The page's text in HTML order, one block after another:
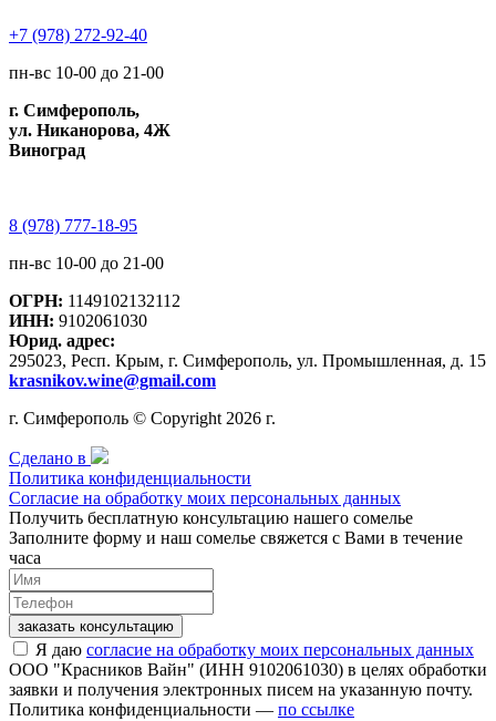
+7 (978) 272-92-40
пн-вс 10-00 до 21-00
г. Симферополь,
ул. Никанорова, 4Ж
Виноград
8 (978) 777-18-95
пн-вс 10-00 до 21-00
ОГРН: 1149102132112
ИНН: 9102061030
Юрид. адрес:
295023, Респ. Крым, г. Симферополь, ул. Промышленная, д. 15
krasnikov.wine@gmail.com
г. Симферополь © Copyright 2026 г.
Сделано в
Политика конфиденциальности
Согласие на обработку моих персональных данных
Получить бесплатную консультацию нашего сомелье
Заполните форму и наш сомелье свяжется с Вами в течение
часа
заказать консультацию
Я даю согласие на обработку моих персональных данных
ООО "Красников Вайн" (ИНН 9102061030) в целях обработки
заявки и получения электронных писем на указанную почту.
Политика конфиденциальности — по ссылке